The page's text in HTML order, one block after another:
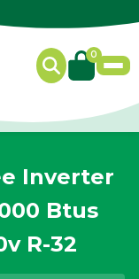
0
Inverter
Btus
R-32